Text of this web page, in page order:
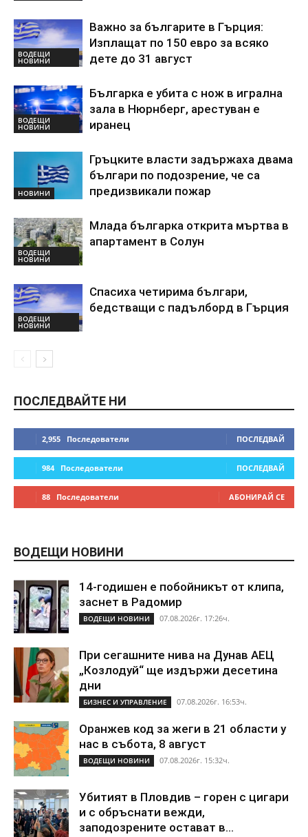
ВОДЕЩИ
НОВИНИ
Важно за българите в Гърция:
Изплащат по 150 евро за всяко
дете до 31 август
ВОДЕЩИ
НОВИНИ
Българка е убита с нож в игрална
зала в Нюрнберг, арестуван е
иранец
НОВИНИ
Гръцките власти задържаха двама
българи по подозрение, че са
предизвикали пожар
ВОДЕЩИ
НОВИНИ
Млада българка открита мъртва в
апартамент в Солун
ВОДЕЩИ
НОВИНИ
Спасиха четирима българи,
бедстващи с падълборд в Гърция
ПОСЛЕДВАЙТЕ НИ
2,955 Последователи ПОСЛЕДВАЙ
984 Последователи ПОСЛЕДВАЙ
88 Последователи АБОНИРАЙ СЕ
ВОДЕЩИ НОВИНИ
14-годишен е побойникът от клипа,
заснет в Радомир
ВОДЕЩИ НОВИНИ 07.08.2026г. 17:26ч.
При сегашните нива на Дунав АЕЦ
„Козлодуй“ ще издържи десетина
дни
БИЗНЕС И УПРАВЛЕНИЕ 07.08.2026г. 16:53ч.
Оранжев код за жеги в 21 области у
нас в събота, 8 август
ВОДЕЩИ НОВИНИ 07.08.2026г. 15:32ч.
Убитият в Пловдив – горен с цигари
и с обръснати вежди,
заподозрените остават в...